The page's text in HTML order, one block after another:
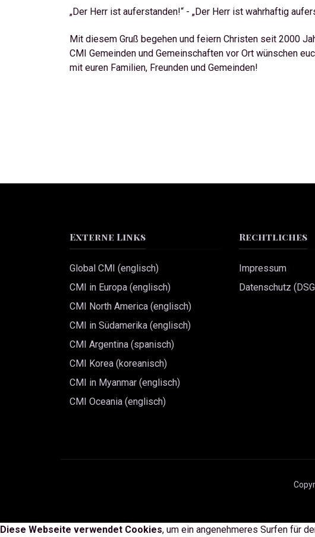
„Der Herr ist auferstanden!“ - „Der Herr ist wahrhaftig
Mit diesem Gruß begehen und feiern Christen seit 2000
CMI Gemeinden und Gemeinschaften vor Ort wünschen
mit euren Familien, Freunden und Gemeinden!
Externe Links
Global CMI (englisch)
CMI in Europa (englisch)
CMI North America (englisch)
CMI in Südamerika (englisch)
CMI Argentina (spanisch)
CMI Korea (koreanisch)
CMI in Myanmar (englisch)
CMI Oceania (englisch)
Rechtliches
Impressum
Datenschutz
Diese Webseite verwendet Cookies, um ein angenehmeres Surfen für